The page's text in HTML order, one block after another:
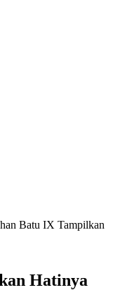
Batu IX Tampilkan
Hatinya